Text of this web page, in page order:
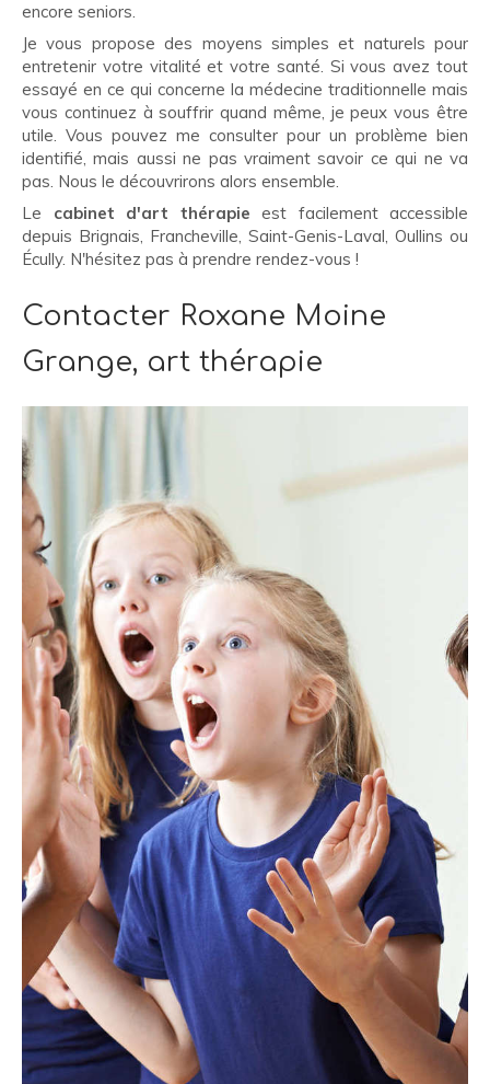
encore seniors.
Je vous propose des moyens simples et naturels pour
entretenir votre vitalité et votre santé. Si vous avez tout
essayé en ce qui concerne la médecine traditionnelle mais
vous continuez à souffrir quand même, je peux vous être
utile. Vous pouvez me consulter pour un problème bien
identifié, mais aussi ne pas vraiment savoir ce qui ne va
pas. Nous le découvrirons alors ensemble.
Le cabinet d'art thérapie est facilement accessible
depuis Brignais, Francheville, Saint-Genis-Laval, Oullins ou
Écully. N'hésitez pas à prendre rendez-vous !
Contacter Roxane Moine
Grange, art thérapie